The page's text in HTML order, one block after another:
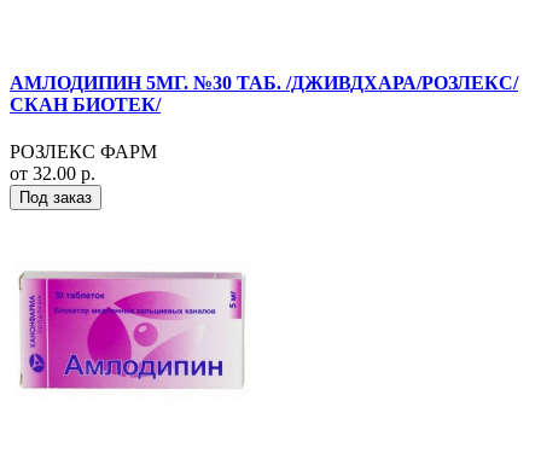
АМЛОДИПИН 5МГ. №30 ТАБ. /ДЖИВДХАРА/РОЗЛЕКС/
СКАН БИОТЕК/
РОЗЛЕКС ФАРМ
от 32.00 р.
Под заказ